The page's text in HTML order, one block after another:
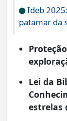
Ideb
patamar da
Lei da
estrelas